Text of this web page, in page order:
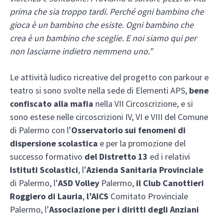
prima che sia troppo tardi. Perché ogni bambino che
gioca è un bambino che esiste. Ogni bambino che
crea è un bambino che sceglie. E noi siamo qui per
non lasciarne indietro nemmeno uno.”
Le attività ludico ricreative del progetto con parkour e
teatro si sono svolte nella sede di Elementi APS, bene
confiscato alla mafia nella VII Circoscrizione, e si
sono estese nelle circoscrizioni IV, VI e VIII del Comune
di Palermo con l’Osservatorio sui fenomeni di
dispersione scolastica e per la promozione del
successo formativo del Distretto 13 ed i relativi
Istituti Scolastici, l’Azienda Sanitaria Provinciale
di Palermo, l’ASD Volley Palermo, il Club Canottieri
Roggiero di Lauria, l’AICS Comitato Provinciale
Palermo, l’Associazione per i diritti degli Anziani